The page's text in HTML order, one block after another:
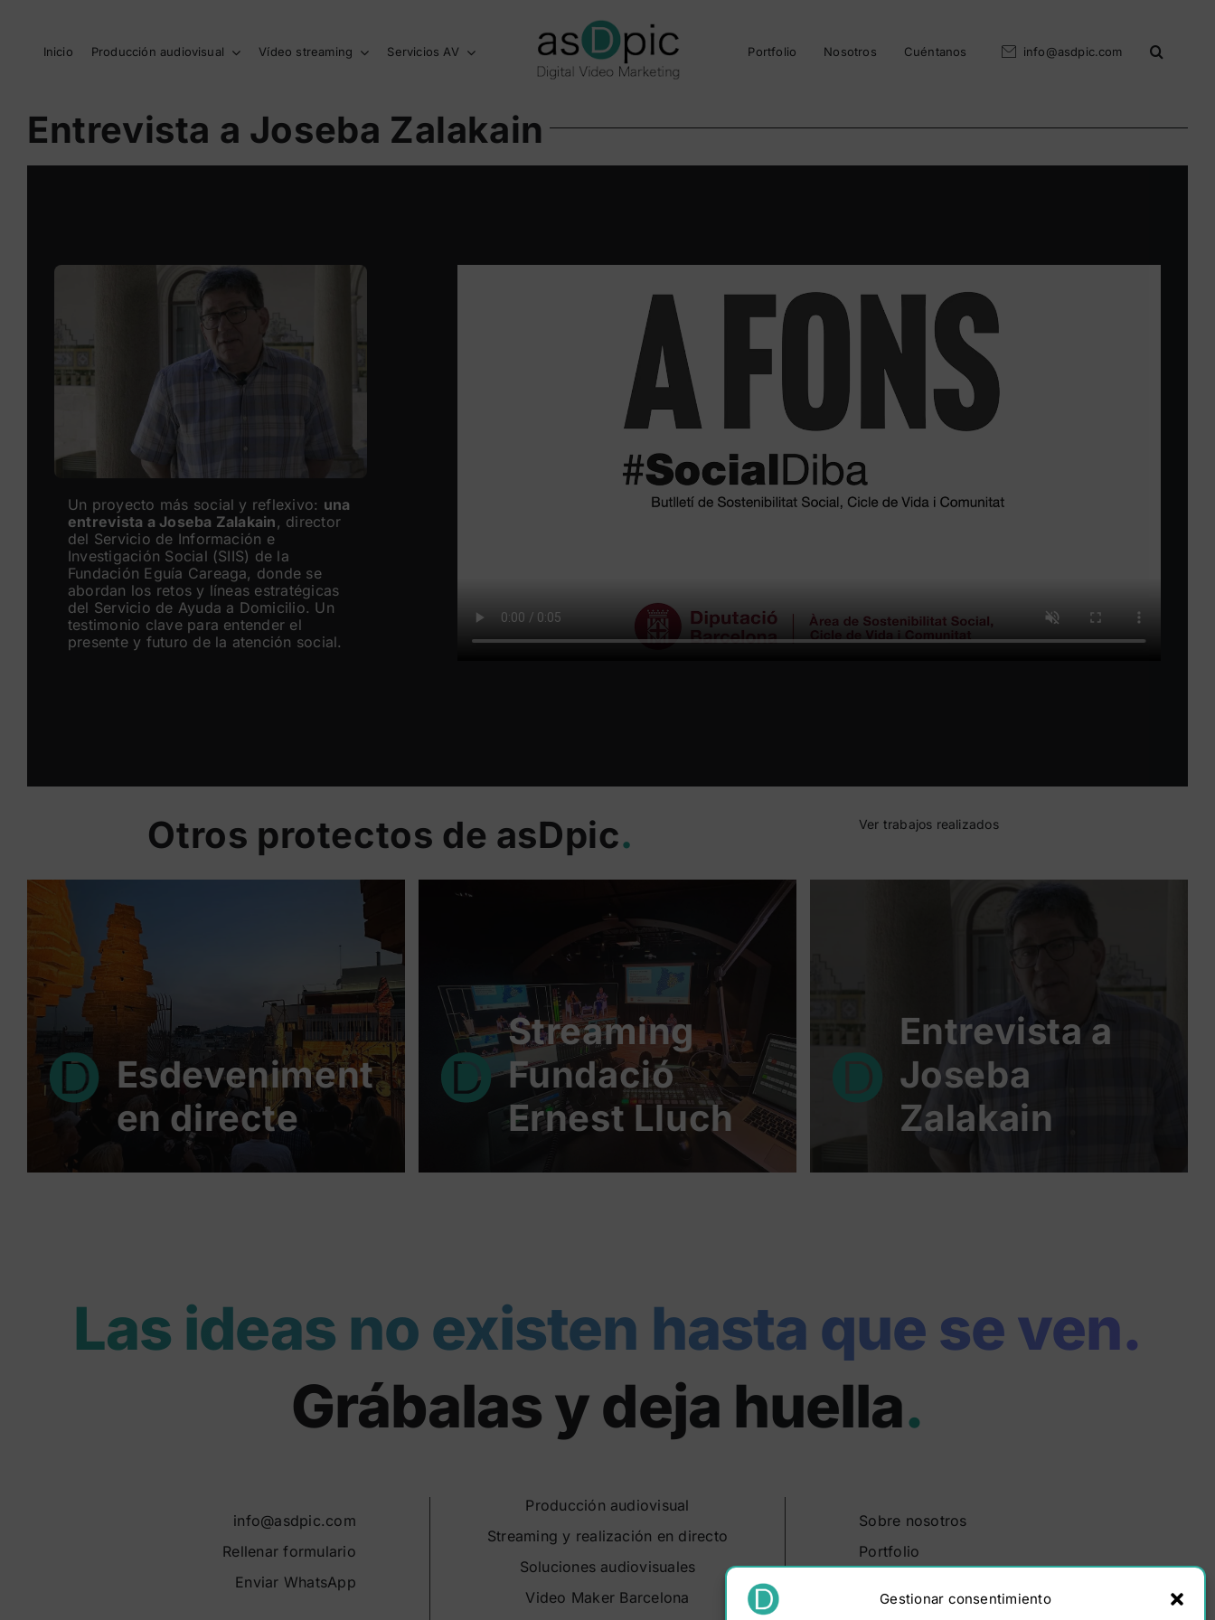
Gestionar consentimiento
Inicio Producción audiovisual Vídeo streaming Servicios AV Portfolio Nosotros Cuéntanos info@asdpic.com
Entrevista a Joseba Zalakain
Un proyecto más social y reflexivo: una
entrevista a Joseba Zalakain, director
del Servicio de Información e
Investigación Social (SIIS) de la
Fundación Eguía Careaga, donde se
abordan los retos y líneas estratégicas
del Servicio de Ayuda a Domicilio. Un
testimonio clave para entender el
presente y futuro de la atención social.
Otros protectos de asDpic. Ver trabajos realizados
Esdeveniment
en directe
Streaming
Fundació
Ernest Lluch
Entrevista a
Joseba
Zalakain
Las ideas no existen hasta que se ven.
Grábalas y deja huella.
info@asdpic.com
Rellenar formulario
Enviar WhatsApp
Producción audiovisual
Streaming y realización en directo
Soluciones audiovisuales
Video Maker Barcelona
Sobre nosotros
Portfolio